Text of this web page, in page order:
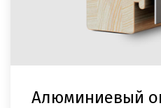
Алюми­ниевый